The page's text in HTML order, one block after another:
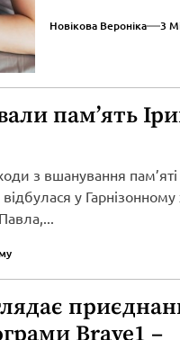
Новікова Вероніка 3
пам’ять
з вшанування пам’яті
у Гарнізонному
Brave1 –